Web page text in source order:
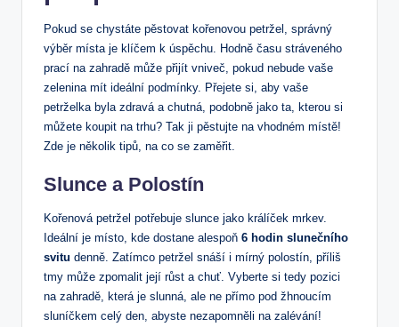
Pokud se chystáte pěstovat kořenovou petržel, správný
výběr místa je klíčem k úspěchu. Hodně času stráveného
prací na zahradě může přijít vniveč, pokud nebude vaše
zelenina mít ideální podmínky. Přejete si, aby vaše
petrželka byla zdravá a chutná, podobně jako ta, kterou si
můžete koupit na trhu? Tak ji pěstujte na vhodném místě!
Zde je několik tipů, na co se zaměřit.
Slunce a Polostín
Kořenová petržel potřebuje slunce jako králíček mrkev.
Ideální je místo, kde dostane alespoň 6 hodin slunečního
svitu denně. Zatímco petržel snáší i mírný polostín, příliš
tmy může zpomalit její růst a chuť. Vyberte si tedy pozici
na zahradě, která je slunná, ale ne přímo pod žhnoucím
sluníčkem celý den, abyste nezapomněli na zalévání!